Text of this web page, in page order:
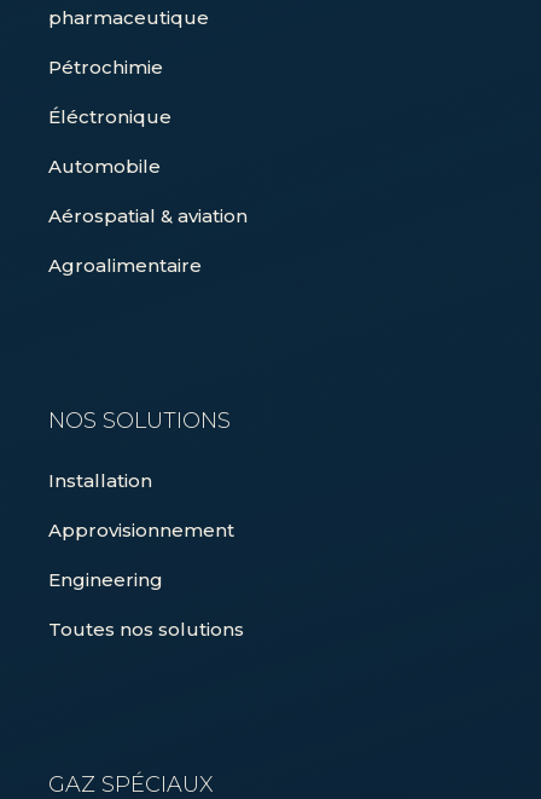
pharmaceutique
Pétrochimie
Éléctronique
Automobile
Aérospatial & aviation
Agroalimentaire
NOS SOLUTIONS
Installation
Approvisionnement
Engineering
Toutes nos solutions
GAZ SPÉCIAUX